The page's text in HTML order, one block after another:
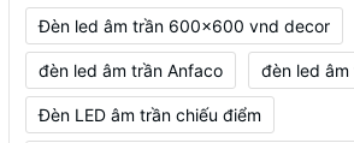
Đèn led âm trần 600x600 vnd decor
đèn led âm trần Anfaco đèn led
Đèn LED âm trần chiếu điểm